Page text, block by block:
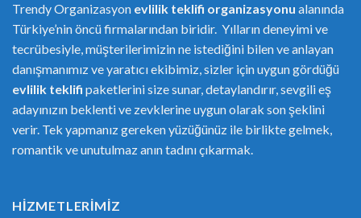
Trendy Organizasyon evlilik teklifi organizasyonu alanında
Türkiye’nin öncü firmalarından biridir. Yılların deneyimi ve
tecrübesiyle, müşterilerimizin ne istediğini bilen ve anlayan
danışmanımız ve yaratıcı ekibimiz, sizler için uygun gördüğü
evlilik teklifi paketlerini size sunar, detaylandırır, sevgili eş
adayınızın beklenti ve zevklerine uygun olarak son şeklini
verir. Tek yapmanız gereken yüzüğünüz ile birlikte gelmek,
romantik ve unutulmaz anın tadını çıkarmak.
HIZMETLERIMIZ